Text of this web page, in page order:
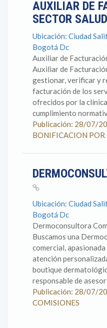
AUXILIAR DE
SECTOR SALUD
Ubicación: Ciudad
Bogotá Dc
Auxiliar de
Auxiliar de
gestionar, verificar y
facturación de los
ofrecidos por la
cumplimiento
Publicación: 28/07/
BONIFICACION
Ubicación: Ciudad
Bogotá Dc
Dermoconsultora
Buscamos una
comercial,
atención
boutique
responsable de
Publicación: 28/07/
COMISIONES